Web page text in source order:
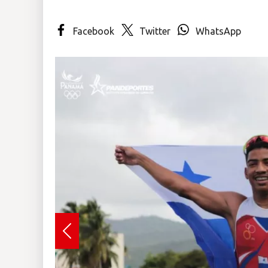
Multimedia
Facebook Twitter WhatsApp
Previous